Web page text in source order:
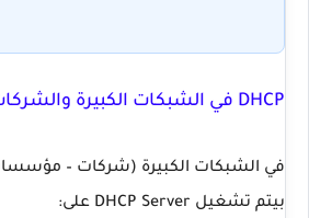
DHCP في الشبكات الكبيرة والشركات
في الشبكات الكبيرة (شركات –
بيتم تشغيل DHCP Server على: